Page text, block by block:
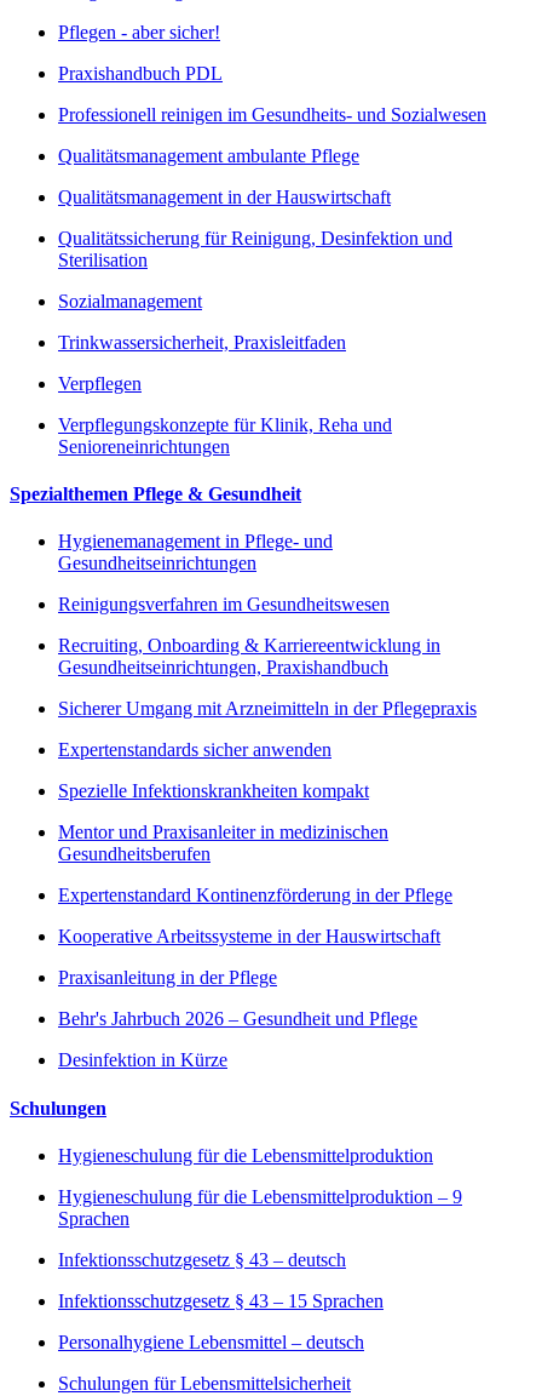
Pflegen - aber sicher!
Praxishandbuch PDL
Professionell reinigen im Gesundheits- und Sozialwesen
Qualitätsmanagement ambulante Pflege
Qualitätsmanagement in der Hauswirtschaft
Qualitätssicherung für Reinigung, Desinfektion und
Sterilisation
Sozialmanagement
Trinkwassersicherheit, Praxisleitfaden
Verpflegen
Verpflegungskonzepte für Klinik, Reha und
Senioreneinrichtungen
Spezialthemen Pflege & Gesundheit
Hygienemanagement in Pflege- und
Gesundheitseinrichtungen
Reinigungsverfahren im Gesundheitswesen
Recruiting, Onboarding & Karriereentwicklung in
Gesundheitseinrichtungen, Praxishandbuch
Sicherer Umgang mit Arzneimitteln in der Pflegepraxis
Expertenstandards sicher anwenden
Spezielle Infektionskrankheiten kompakt
Mentor und Praxisanleiter in medizinischen
Gesundheitsberufen
Expertenstandard Kontinenzförderung in der Pflege
Kooperative Arbeitssysteme in der Hauswirtschaft
Praxisanleitung in der Pflege
Behr's Jahrbuch 2026 – Gesundheit und Pflege
Desinfektion in Kürze
Schulungen
Hygieneschulung für die Lebensmittelproduktion
Hygieneschulung für die Lebensmittelproduktion – 9
Sprachen
Infektionsschutzgesetz § 43 – deutsch
Infektionsschutzgesetz § 43 – 15 Sprachen
Personalhygiene Lebensmittel – deutsch
Schulungen für Lebensmittelsicherheit